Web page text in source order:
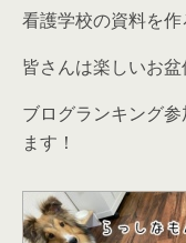
看護学校の資料を
皆さんは楽しいお
ブログランキング
ます！